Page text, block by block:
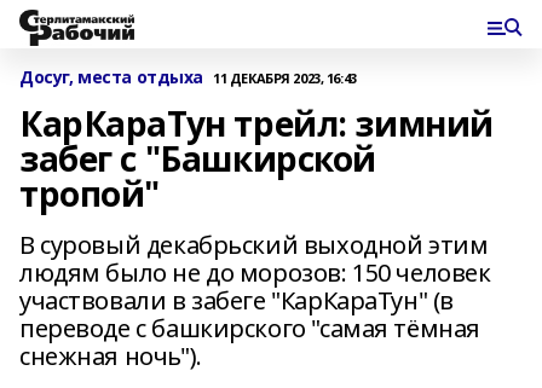
Досуг, места отдыха 11 ДЕКАБРЯ 2023, 16:43
КарКараТун трейл: зимний
забег с "Башкирской
тропой"
В суровый декабрьский выходной этим
людям было не до морозов: 150 человек
участвовали в забеге "КарКараТун" (в
переводе с башкирского "самая тёмная
снежная ночь").